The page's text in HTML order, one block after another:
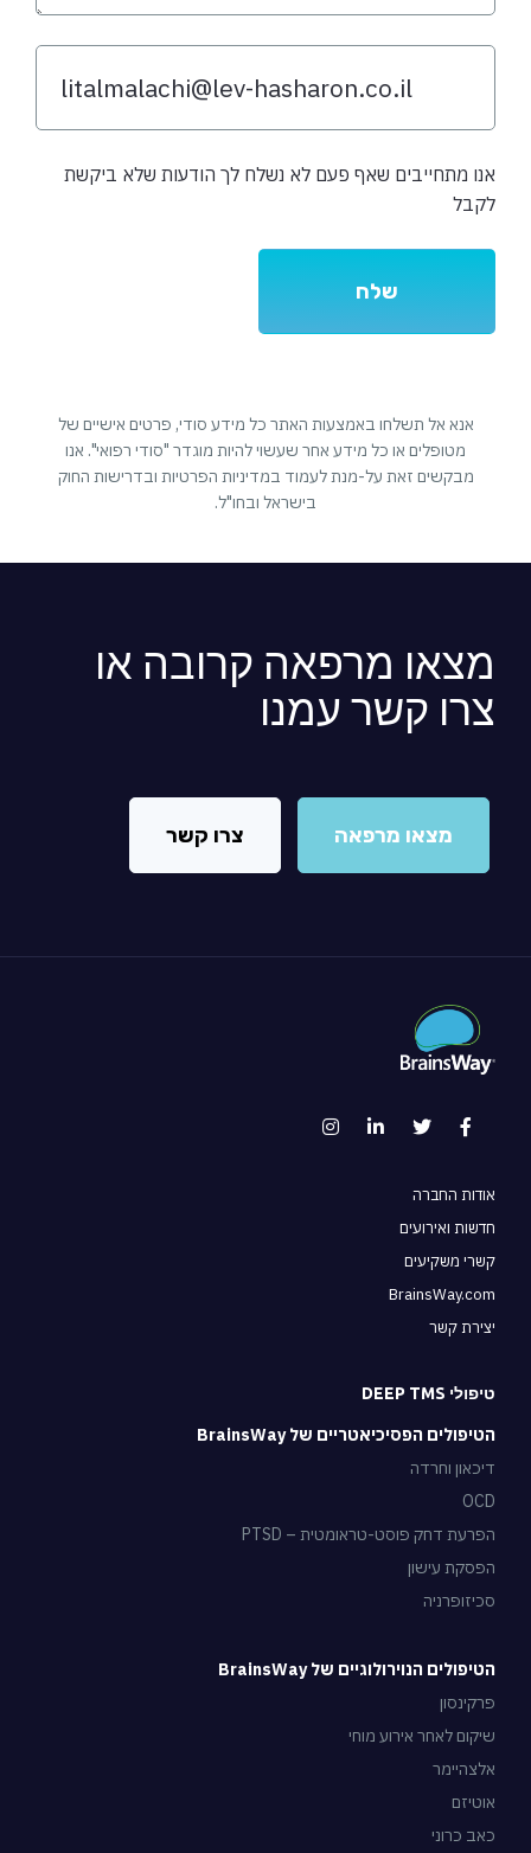
אנו מתחייבים שאף פעם לא נשלח לך הודעות שלא ביקשת
לקבל
אנא אל תשלחו באמצעות האתר כל מידע סודי, פרטים אישיים של
מטופלים או כל מידע אחר שעשוי להיות מוגדר "סודי רפואי". אנו
מבקשים זאת על-מנת לעמוד במדיניות הפרטיות ובדרישות החוק
בישראל ובחו"ל.
מצאו מרפאה קרובה או
צרו קשר עמנו
מצאו מרפאה צרו קשר
אודות החברה
חדשות ואירועים
קשרי משקיעים
BrainsWay.com
יצירת קשר
טיפולי DEEP TMS
הטיפולים הפסיכיאטריים של BrainsWay
דיכאון וחרדה
OCD
הפרעת דחק פוסט-טראומטית – PTSD
הפסקת עישון
סכיזופרניה
הטיפולים הנוירולוגיים של BrainsWay
פרקינסון
שיקום לאחר אירוע מוחי
אלצהיימר
אוטיזם
כאב כרוני